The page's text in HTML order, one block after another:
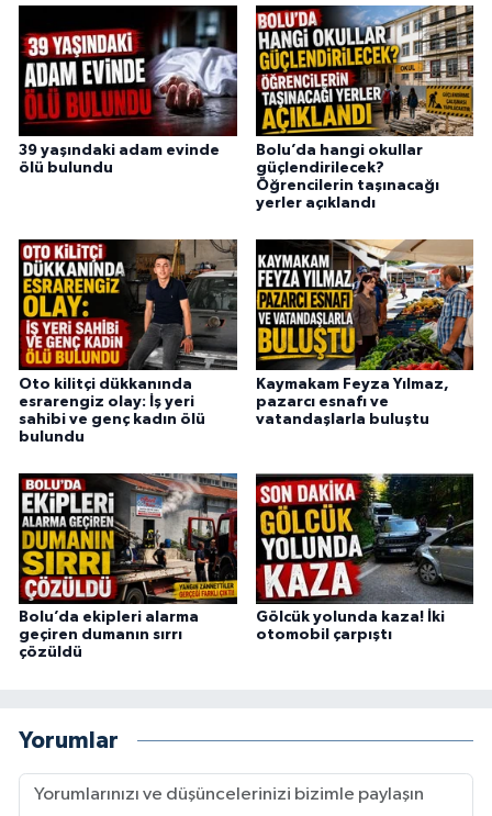
39 yaşındaki adam evinde
ölü bulundu
Bolu’da hangi okullar
güçlendirilecek?
Öğrencilerin taşınacağı
yerler açıklandı
Oto kilitçi dükkanında
esrarengiz olay: İş yeri
sahibi ve genç kadın ölü
bulundu
Kaymakam Feyza Yılmaz,
pazarcı esnafı ve
vatandaşlarla buluştu
Bolu’da ekipleri alarma
geçiren dumanın sırrı
çözüldü
Gölcük yolunda kaza! İki
otomobil çarpıştı
Yorumlar